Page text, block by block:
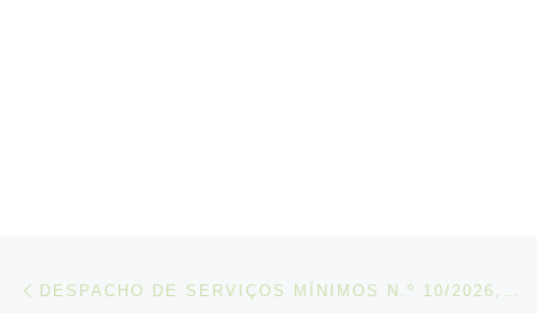
Post navigation